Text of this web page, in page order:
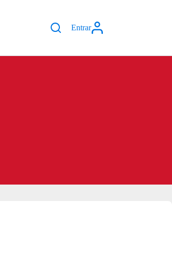
Entrar